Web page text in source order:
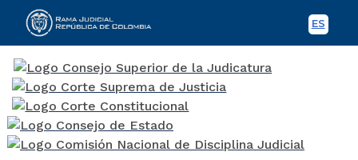
ES
Rama Judicial